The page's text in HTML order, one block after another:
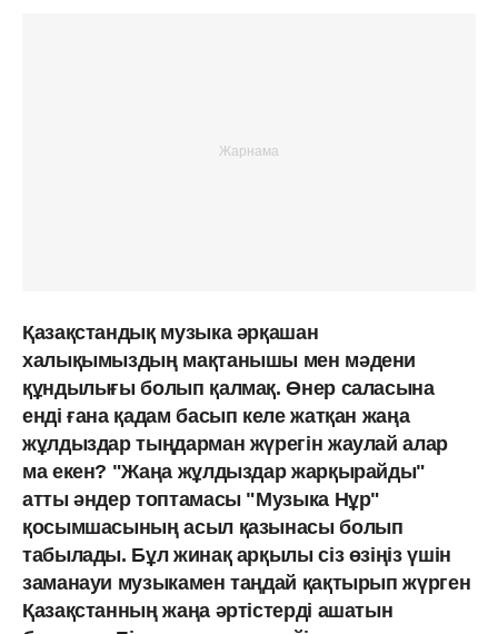
Қазақстандық музыка әрқашан
халықымыздың мақтанышы мен мәдени
құндылығы болып қалмақ. Өнер саласына
енді ғана қадам басып келе жатқан жаңа
жұлдыздар тыңдарман жүрегін жаулай алар
ма екен? "Жаңа жұлдыздар жарқырайды"
атты әндер топтамасы "Музыка Нұр"
қосымшасының асыл қазынасы болып
табылады. Бұл жинақ арқылы сіз өзіңіз үшін
заманауи музыкамен таңдай қақтырып жүрген
Қазақстанның жаңа әртістерді ашатын